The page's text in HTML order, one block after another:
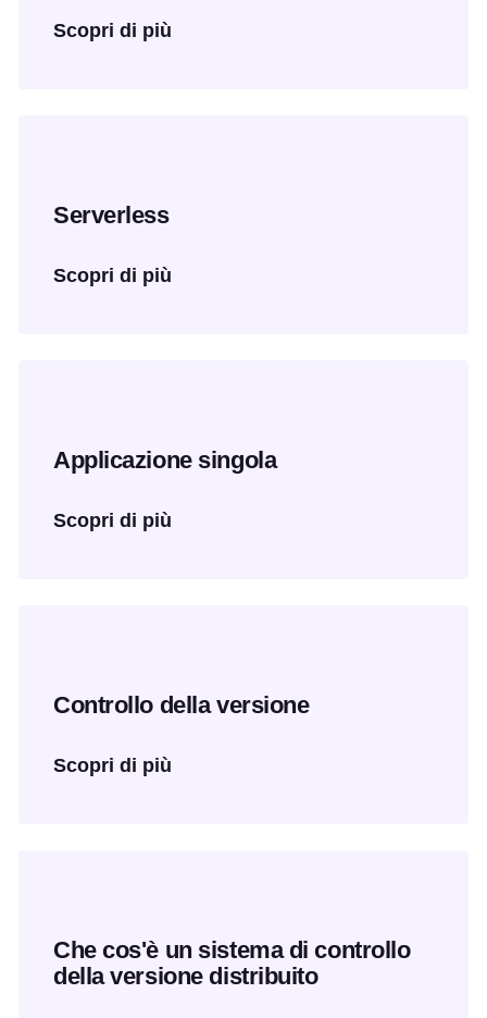
Scopri di più
Serverless
Scopri di più
Applicazione singola
Scopri di più
Controllo della versione
Scopri di più
Che cos'è un sistema di controllo
della versione distribuito